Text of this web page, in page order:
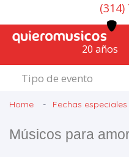
(314)
20 años
Tipo de evento
Home Fechas especiales
Músicos para